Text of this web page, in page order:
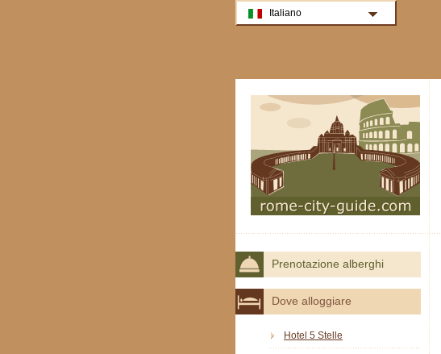
Prenotazione alberghi
Dove alloggiare
Hotel 5 Stelle
Italiano